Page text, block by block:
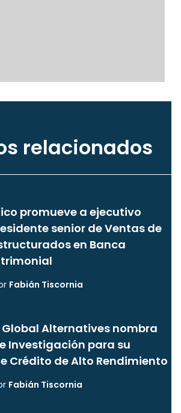
relacionados
promueve a ejecutivo
senior de Ventas de
en Banca
Fabián Tiscornia
Global Alternatives nombra
Investigación para su
Crédito de Alto Rendimiento
Fabián Tiscornia